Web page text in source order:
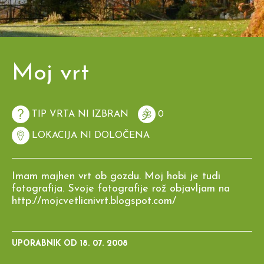
Moj vrt
TIP VRTA NI IZBRAN 0
LOKACIJA NI DOLOČENA
Imam majhen vrt ob gozdu. Moj hobi je tudi
fotografija. Svoje fotografije rož objavljam na
http://mojcvetlicnivrt.blogspot.com/
UPORABNIK OD 18. 07. 2008